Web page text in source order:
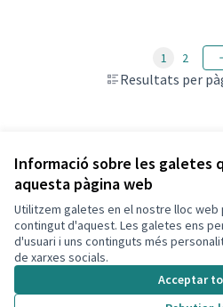
Informació sobre les galetes
aquesta pàgina web
Utilitzem galetes en el nostre lloc
contingut d'aquest. Les galetes ens
d'usuari i uns continguts més
de xarxes socials.
Acceptar
Resultats per
1 2
Veure totes les propostes retirades
Termes i condicions d'ús
Configuració de les galetes
Decidim Calafell a X
(Enllaç extern)
Decidim Calafell a Facebook
Decidim Calafell a YouTube
Decidim Calafell a
(Enllaç extern)